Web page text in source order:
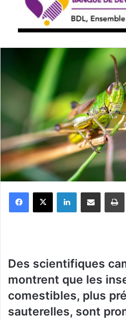
Des scientifiques
montrent que les
comestibles, plus
sauterelles, sont